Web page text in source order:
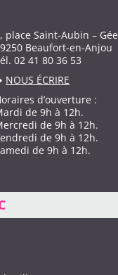
place Saint-Aubin – Gée
Beaufort-en-Anjou
02 41 80 36 53
NOUS ÉCRIRE
d’ouverture :
de 9h à 12h.
de 9h à 12h.
de 9h à 12h.
de 9h à 12h.